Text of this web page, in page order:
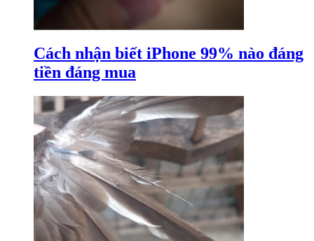
Cách nhận biết iPhone 99% nào đáng
tiền đáng mua